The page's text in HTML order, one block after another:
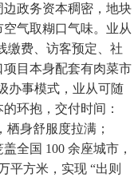
政务资本稠密，地块
气取糊口气味。业从
缴费、访客预定、社
目本身配套有肉菜市
办事模式，业从可随
环抱，交付时间：
栖身舒服度拉满；
全国 100 余座城市，
平方米，实现 “出则